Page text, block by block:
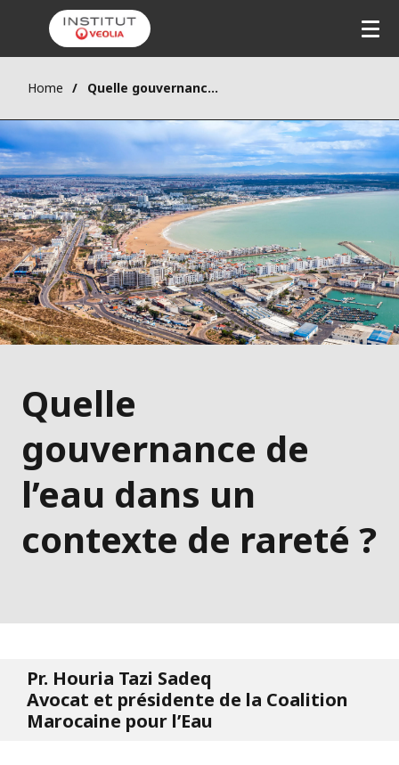
Home Quelle gouvernance de l’eau dans un contexte de rareté ?
Quelle
gouvernance de
l’eau dans un
contexte de rareté ?
Pr. Houria Tazi Sadeq
Avocat et présidente de la Coalition
Marocaine pour l’Eau